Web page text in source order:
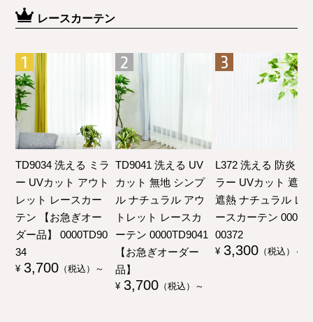
レースカーテン
TD9034 洗える ミラ
ー UVカット アウト
レット レースカー
テン 【お急ぎオー
ダー品】 0000TD90
34
¥ 3,700 （税込）～
TD9041 洗える UV
カット 無地 シンプ
ル ナチュラル アウ
トレット レースカ
ーテン 0000TD9041
【お急ぎオーダー
品】
¥ 3,700 （税込）～
L372 洗える 防炎 ミ
ラー UVカット 遮像
遮熱 ナチュラル レ
ースカーテン 00000
00372
¥ 3,300 （税込）～